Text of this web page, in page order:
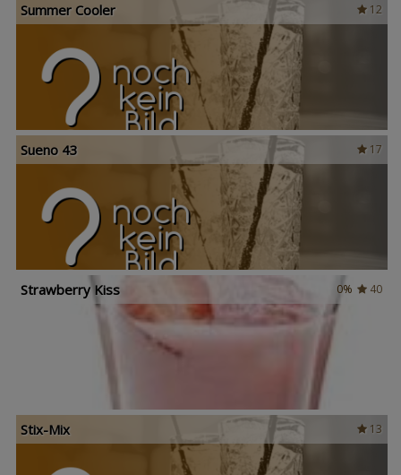
12
Summer Cooler
17
Sueno 43
40
0%
Strawberry Kiss
13
Stix-Mix